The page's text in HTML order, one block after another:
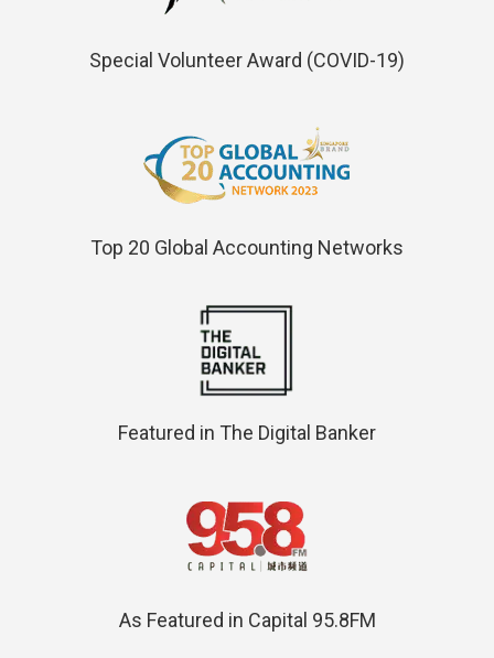
Special Volunteer Award (COVID-19)
Top 20 Global Accounting Networks
Featured in The Digital Banker
As Featured in Capital 95.8FM